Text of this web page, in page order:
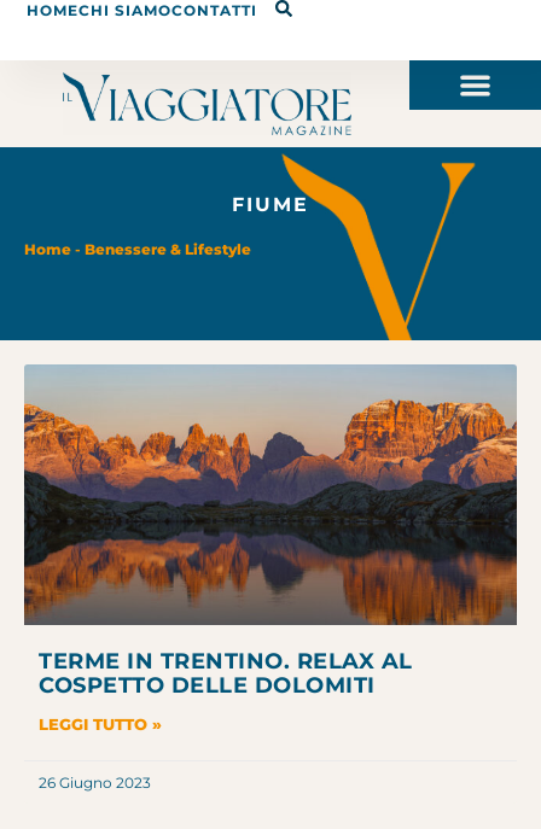
HOMECHI SIAMOCONTATTI
FIUME
Home - Benessere & Lifestyle
TERME IN TRENTINO. RELAX AL
COSPETTO DELLE DOLOMITI
LEGGI TUTTO »
26 Giugno 2023